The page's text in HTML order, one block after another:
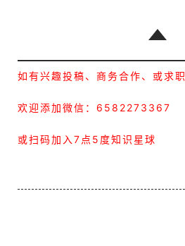
如有兴趣投稿、商务合作、或求职
欢迎添加微信：6582273367
或扫码加入7点5度知识星球